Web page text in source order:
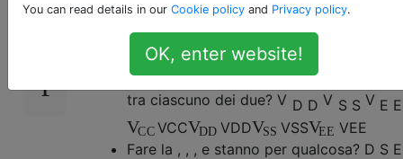
intercambiabile.V DV VCCVD VD
So che e sono per tensione positiva, e e
sono per terra, ma qual è la differenza
tra ciascuno dei due? V D D V S S V E E
VCC VCCVDD VDDVSS VSSVEE VEE
Fare la , , , e stanno per qualcosa? D S E
You can read details in our Cookie policy and Privacy policy.
OK, enter website!